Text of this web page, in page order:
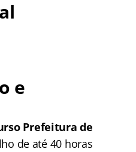
e
Prefeitura de
de até 40 horas